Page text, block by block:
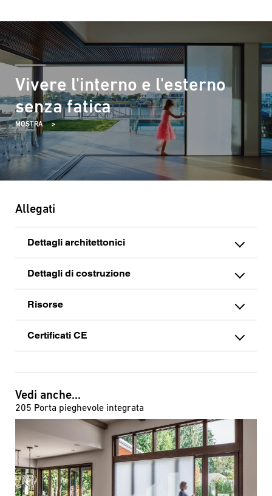
Vivere l'interno e l'esterno
senza fatica
MOSTRA
Allegati
Dettagli architettonici
Dettagli di costruzione
Risorse
Certificati CE
Vedi anche...
205 Porta pieghevole integrata